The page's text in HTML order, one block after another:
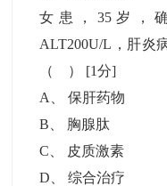
女患，35岁，
ALT200U/L，肝炎
（ ） [1分]
A
、保肝药物
B
胸腺肽
C
皮质激素
D 、综合治疗